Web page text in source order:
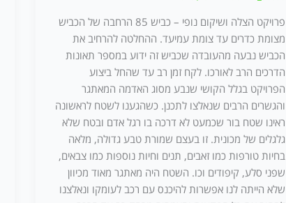
פרויקט הצלה ושיקום נופי – כביש 85 הרחבה של הכביש
מצומת כדרים עד צומת עמיעד. ההחלטה להרחיב את
הכביש נבעה מהעובדה שכביש זה ידוע במספר תאונות
הדרכים הרב לאורכו. לקח זמן רב עד שהחל ביצוע
הפרויקט בגלל הקושי שנבע מסוג האדמה המאתגר
והגשרים הרבים שנאלצו לתכנן. כשהגענו לשטח לראשונה
ראינו שטח בור שכמעט לא דרכה בו רגל אדם ובטח שלא
גלגלים של מכונית. זו בעצם שמורת טבע גדולה, מלאה
בחיות טורפות כמו זאבים, תנים וחיות נוספות כמו צבאים,
שפני סלע, קיפודים וכו. השטח היה מאתגר מאוד מכיוון
שלא הייתה לנו אפשרות להיכנס עם רכב לעומקו ונאלצנו